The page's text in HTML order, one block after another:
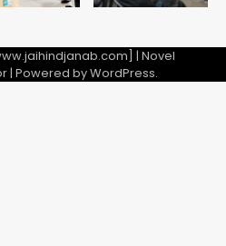
| Novel
| Powered byWordPress.